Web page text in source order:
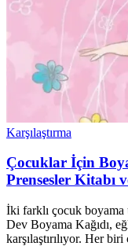
Karşılaştırma
Çocuklar İçin
Prensesler Kitabı
İki farklı çocuk boyama
Dev Boyama Kağıdı,
karşılaştırılıyor. Her